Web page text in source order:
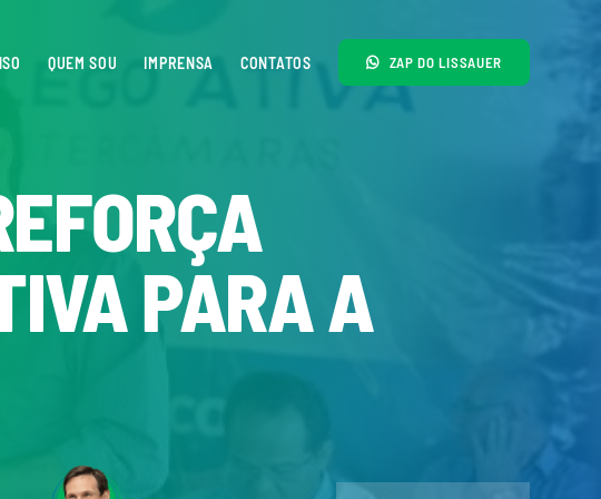
QUEM SOU IMPRENSA CONTATOS ZAP DO LISSAUER
PARA A